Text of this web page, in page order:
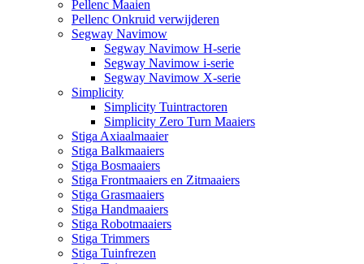
Pellenc Maaien
Pellenc Onkruid verwijderen
Segway Navimow
Segway Navimow H-serie
Segway Navimow i-serie
Segway Navimow X-serie
Simplicity
Simplicity Tuintractoren
Simplicity Zero Turn Maaiers
Stiga Axiaalmaaier
Stiga Balkmaaiers
Stiga Bosmaaiers
Stiga Frontmaaiers en Zitmaaiers
Stiga Grasmaaiers
Stiga Handmaaiers
Stiga Robotmaaiers
Stiga Trimmers
Stiga Tuinfrezen